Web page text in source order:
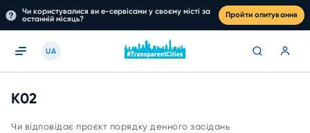
Чи користувалися ви е-сервісами у своєму місті за
останній місяць?
Пройти опитування
UA
K02
Чи відповідає проєкт порядку денного засідань